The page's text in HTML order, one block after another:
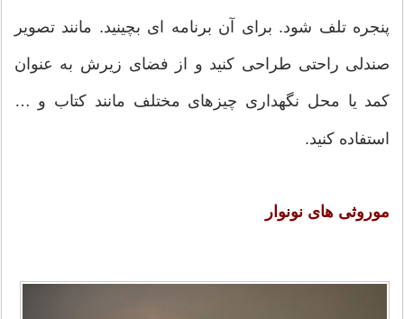
پنجره تلف شود. برای آن برنامه ای بچینید. مانند تصویر
صندلی راحتی طراحی کنید و از فضای زیرش به عنوان
کمد یا محل نگهداری چیزهای مختلف مانند کتاب و …
استفاده کنید.
موروثی های نونوار